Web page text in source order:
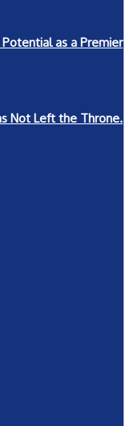
as a Premier
Not Left the Throne.